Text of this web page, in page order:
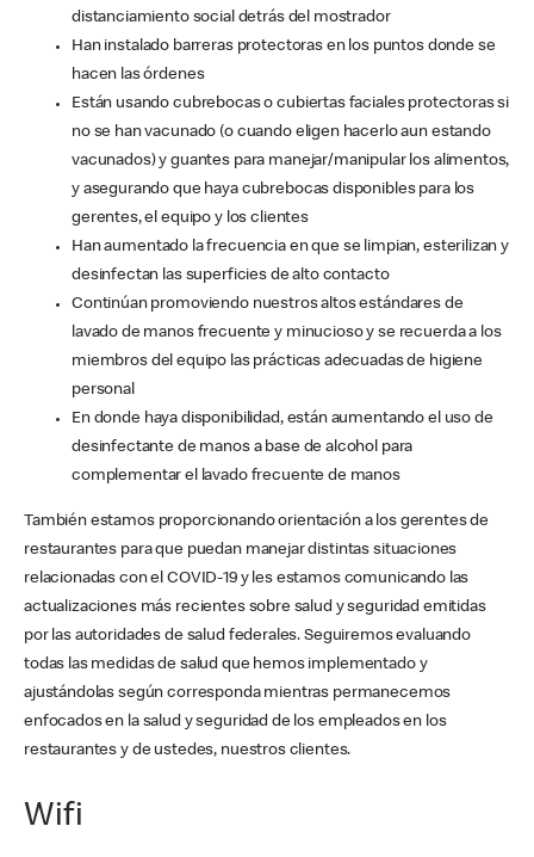
distanciamiento social detrás del mostrador
Han instalado barreras protectoras en los puntos donde se
hacen las órdenes
Están usando cubrebocas o cubiertas faciales protectoras si
no se han vacunado (o cuando eligen hacerlo aun estando
vacunados) y guantes para manejar/manipular los alimentos,
y asegurando que haya cubrebocas disponibles para los
gerentes, el equipo y los clientes
Han aumentado la frecuencia en que se limpian, esterilizan y
desinfectan las superficies de alto contacto
Continúan promoviendo nuestros altos estándares de
lavado de manos frecuente y minucioso y se recuerda a los
miembros del equipo las prácticas adecuadas de higiene
personal
En donde haya disponibilidad, están aumentando el uso de
desinfectante de manos a base de alcohol para
complementar el lavado frecuente de manos
También estamos proporcionando orientación a los gerentes de
restaurantes para que puedan manejar distintas situaciones
relacionadas con el COVID-19 y les estamos comunicando las
actualizaciones más recientes sobre salud y seguridad emitidas
por las autoridades de salud federales. Seguiremos evaluando
todas las medidas de salud que hemos implementado y
ajustándolas según corresponda mientras permanecemos
enfocados en la salud y seguridad de los empleados en los
restaurantes y de ustedes, nuestros clientes.
Wifi